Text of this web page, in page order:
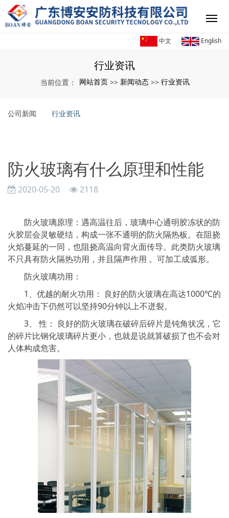
中文 English
行业资讯
当前位置： 网站首页 >> 新闻动态 >> 行业资讯
公司新闻 行业资讯
防火玻璃有什么原理和性能
2020-05-20 2118
防火玻璃原理：遇高温往后，玻璃中心通明胶冻状的防
火胶层会灵敏硬结，构成一张不通明的防火隔热板。在阻挠
火焰蔓延的一同，也阻挠高温向背火面传导。此类防火玻璃
不只具有防火隔热功用，并且隔声作用 。可加工成弧形。
防火玻璃功用：
1、优越的耐火功用： 良好的防火玻璃在高达1000℃的
火焰冲击下仍然可以坚持90分钟以上不迸裂。
3、 性： 良好的防火玻璃在破碎后碎片是钝角状况，它
的碎片比钢化玻璃碎片更小，也就是说就算破损了也不会对
人体构成危害。